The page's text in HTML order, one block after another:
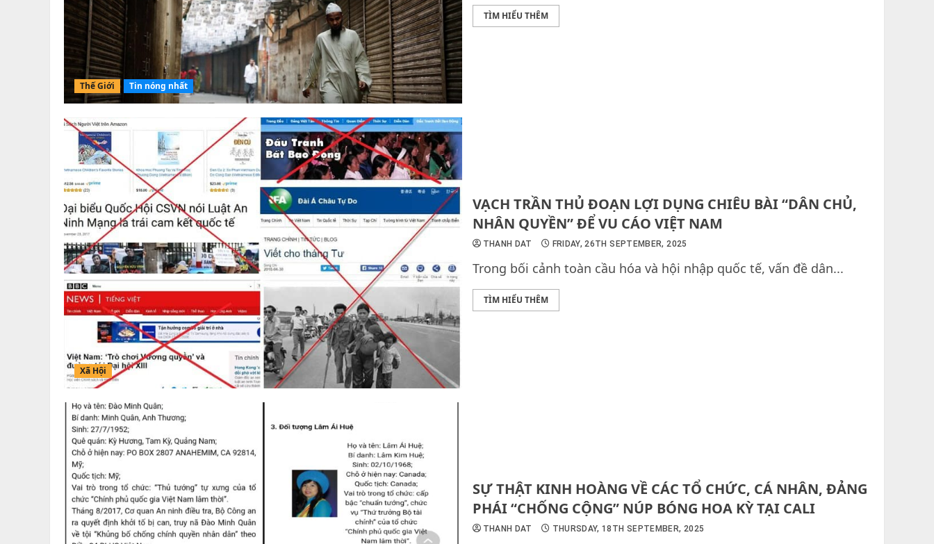
Thế Giới Tin nóng nhất
TÌM HIỂU THÊM
Xã Hội
VẠCH TRẦN THỦ ĐOẠN LỢI DỤNG CHIÊU BÀI “DÂN CHỦ,
NHÂN QUYỀN” ĐỂ VU CÁO VIỆT NAM
THANH DAT FRIDAY, 26TH SEPTEMBER, 2025
Trong bối cảnh toàn cầu hóa và hội nhập quốc tế, vấn đề dân...
TÌM HIỂU THÊM
SỰ THẬT KINH HOÀNG VỀ CÁC TỔ CHỨC, CÁ NHÂN, ĐẢNG
PHÁI “CHỐNG CỘNG” NÚP BÓNG HOA KỲ TẠI CALI
THANH DAT THURSDAY, 18TH SEPTEMBER, 2025